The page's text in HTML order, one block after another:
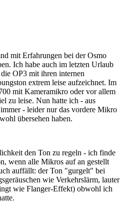
mit Erfahrungen bei der Osmo
Ich habe auch im letzten Urlaub
OP3 mit ihren internen
extrem leise aufzeichnet. Im
mit Kameramikro oder vor allem
zu leise. Nun hatte ich - aus
- leider nur das vordere Mikro
übersehen haben.
den Ton zu regeln - ich finde
wenn alle Mikros auf an gestellt
auffällt: der Ton "gurgelt" bei
wie Verkehrslärm, lauter
wie Flanger-Effekt) obwohl ich